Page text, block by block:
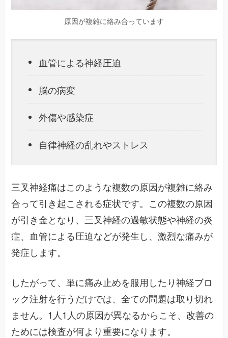
原因が複雑に絡み合っています
血管による神経圧迫
脳の病変
外傷や感染症
自律神経の乱れやストレス
三叉神経痛はこのような複数の原因が複雑に絡み
合って引き起こされる症状です。この複数の原因
が引き金となり、三叉神経の過敏状態や神経の炎
症、血管による圧迫などが発生し、激烈な痛みが
発症します。
したがって、単に痛み止めを服用したり神経ブロ
ック注射を行うだけでは、全ての問題は取り切れ
ません。1人1人の原因が異なるからこそ、改善の
ためには検査が何より重要になります。